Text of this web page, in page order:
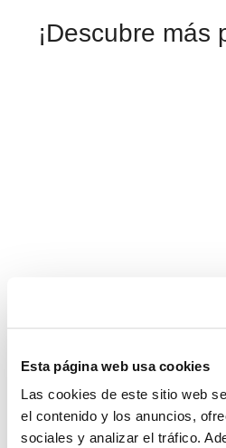
Esta página web usa cookies
Las cookies de este sitio web
el contenido y los anuncios,
sociales y analizar el tráfico.
¡Descubre más
REF: 02331
Villa en Benahavis